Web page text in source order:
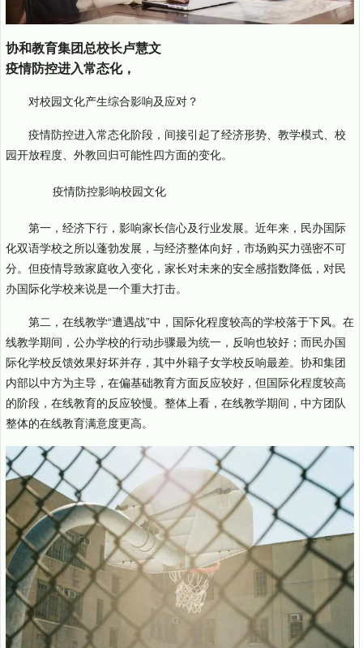
协和教育集团总校长卢慧文
疫情防控进入常态化，
对校园文化产生综合影响及应对？
疫情防控进入常态化阶段，间接引起了经济形势、教学模式、校
园开放程度、外教回归可能性四方面的变化。
疫情防控影响校园文化
第一，经济下行，影响家长信心及行业发展。近年来，民办国际
化双语学校之所以蓬勃发展，与经济整体向好，市场购买力强密不可
分。但疫情导致家庭收入变化，家长对未来的安全感指数降低，对民
办国际化学校来说是一个重大打击。
第二，在线教学“遭遇战”中，国际化程度较高的学校落于下风。在
线教学期间，公办学校的行动步骤最为统一，反响也较好；而民办国
际化学校反馈效果好坏并存，其中外籍子女学校反响最差。协和集团
内部以中方为主导，在偏基础教育方面反应较好，但国际化程度较高
的阶段，在线教育的反应较慢。整体上看，在线教学期间，中方团队
整体的在线教育满意度更高。